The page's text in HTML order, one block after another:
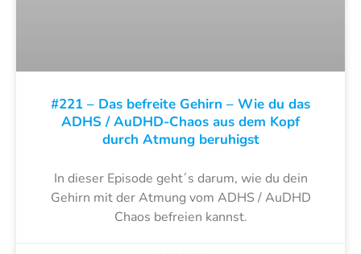
#221 – Das befreite Gehirn – Wie du das
ADHS / AuDHD-Chaos aus dem Kopf
durch Atmung beruhigst
In dieser Episode geht´s darum, wie du dein
Gehirn mit der Atmung vom ADHS / AuDHD
Chaos befreien kannst.